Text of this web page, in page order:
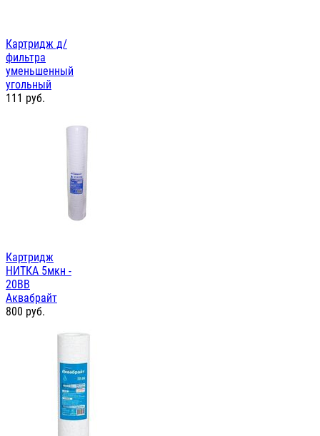
Картридж д/
фильтра
уменьшенный
угольный
111 руб.
Картридж
НИТКА 5мкн -
20ВВ
Аквабрайт
800 руб.